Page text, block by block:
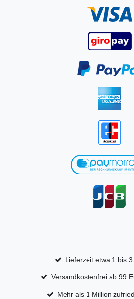
Lieferzeit etwa 1 bis
Versandkostenfrei ab 99
Mehr als 1 Million